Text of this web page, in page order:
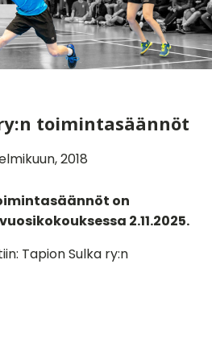
toimintasäännöt
2018
on
2.11.2025.
Tapion Sulka ry:n